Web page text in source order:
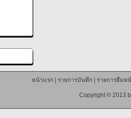
หน้าแรก| รายการบันทึก| รายการยืมห
Copyright © 2013